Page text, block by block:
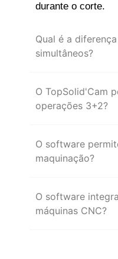
durante o corte.
Qual é a
simultâneos?
O TopSolid'Cam
operações 3+2?
O software
maquinação?
O software
máquinas CNC?